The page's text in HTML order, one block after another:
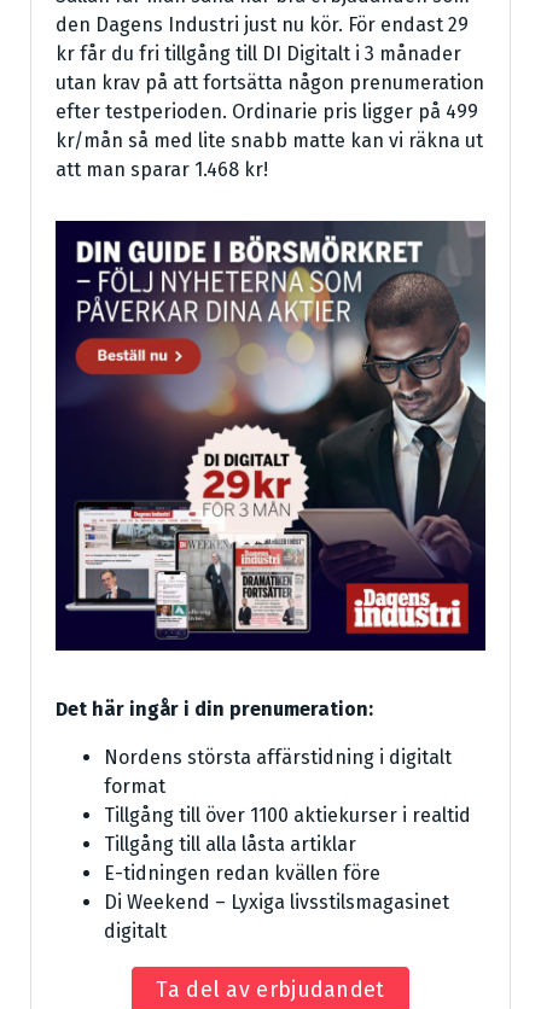
den Dagens Industri just nu kör. För endast 29
kr får du fri tillgång till DI Digitalt i 3 månader
utan krav på att fortsätta någon prenumeration
efter testperioden. Ordinarie pris ligger på 499
kr/mån så med lite snabb matte kan vi räkna ut
att man sparar 1.468 kr!
Det här ingår i din prenumeration:
Nordens största affärstidning i digitalt
format
Tillgång till över 1100 aktiekurser i realtid
Tillgång till alla låsta artiklar
E-tidningen redan kvällen före
Di Weekend – Lyxiga livsstilsmagasinet
digitalt
Ta del av erbjudandet